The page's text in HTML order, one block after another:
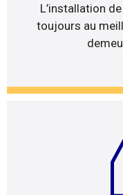
L’installation
toujours au